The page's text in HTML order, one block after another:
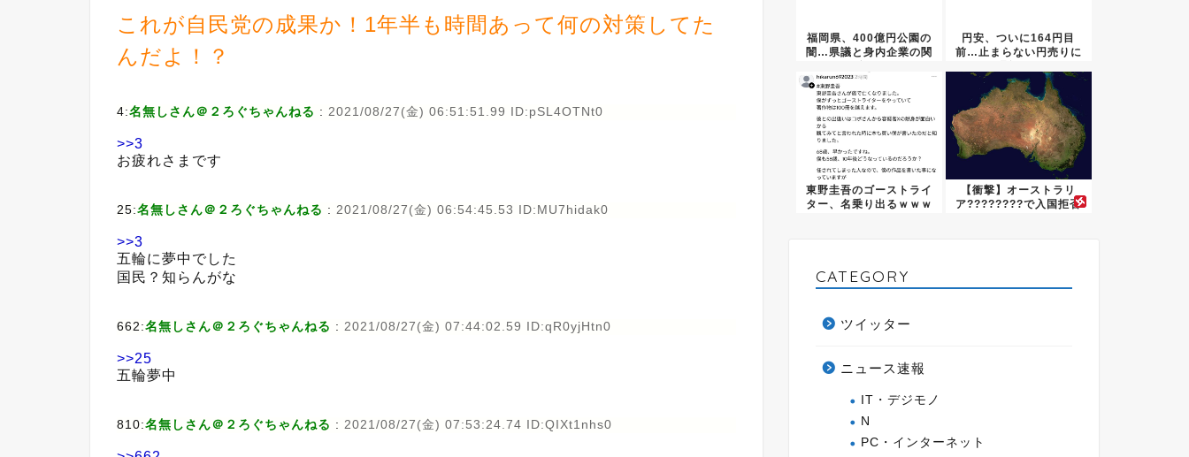
これが自民党の成果か！1年半も時間あって何の対策してた
んだよ！？
4:名無しさん＠２ろぐちゃんねる : 2021/08/27(金) 06:51:51.99 ID:pSL4OTNt0
>>3
お疲れさまです
25:名無しさん＠２ろぐちゃんねる : 2021/08/27(金) 06:54:45.53 ID:MU7hidak0
>>3
五輪に夢中でした
国民？知らんがな
662:名無しさん＠２ろぐちゃんねる : 2021/08/27(金) 07:44:02.59 ID:qR0yjHtn0
>>25
五輪夢中
810:名無しさん＠２ろぐちゃんねる : 2021/08/27(金) 07:53:24.74 ID:QIXt1nhs0
福岡県、400億円公園の
闇…県議と身内企業の関
円安、ついに164円目
前…止まらない円売りに
東野圭吾のゴーストライ
ター、名乗り出るｗｗｗ
【衝撃】オーストラリ
ア????????で入国拒否
CATEGORY
ツイッター
ニュース速報
IT・デジモノ
N
PC・インターネット